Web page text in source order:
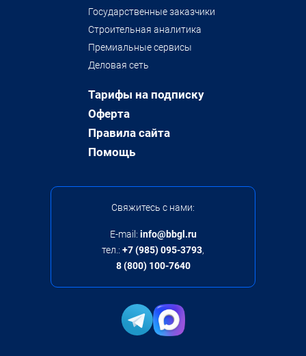
Государственные заказчики
Строительная аналитика
Премиальные сервисы
Деловая сеть
Тарифы на подписку
Оферта
Правила сайта
Помощь
Свяжитесь с нами:
E-mail: info@bbgl.ru
тел.: +7 (985) 095-3793,
8 (800) 100-7640